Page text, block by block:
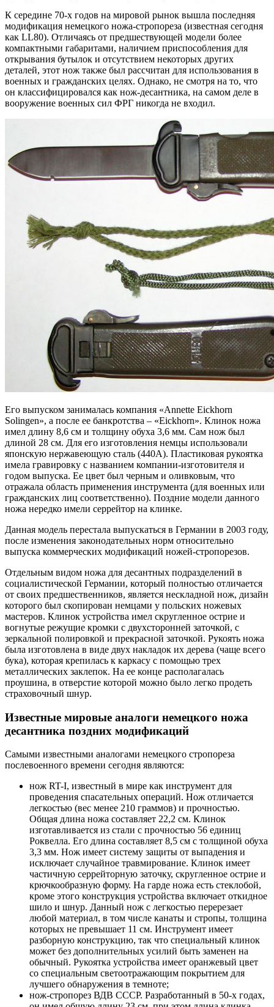
К середине 70-х годов на мировой рынок вышла последняя
модификация немецкого ножа-стропореза (известная сегодня
как LL80). Отличаясь от предшествующей модели более
компактными габаритами, наличием приспособления для
открывания бутылок и отсутствием некоторых других
деталей, этот нож также был рассчитан для использования в
военных и гражданских целях. Однако, не смотря на то, что
он классифицировался как нож-десантника, на самом деле в
вооружение военных сил ФРГ никогда не входил.
Его выпуском занималась компания «Annette Eickhorn
Solingen», а после ее банкротства – «Eickhorn». Клинок ножа
имел длину 8,6 см и толщину обуха 3,6 мм. Сам нож был
длиной 28 см. Для его изготовления немцы использовали
японскую нержавеющую сталь (440А). Пластиковая рукоятка
имела гравировку с названием компании-изготовителя и
годом выпуска. Ее цвет был черным и оливковым, что
отражала область применения инструмента (для военных или
гражданских лиц соответственно). Поздние модели данного
ножа нередко имели серрейтор на клинке.
Данная модель перестала выпускаться в Германии в 2003 году,
после изменения законодательных норм относительно
выпуска коммерческих модификаций ножей-стропорезов.
Отдельным видом ножа для десантных подразделений в
социалистической Германии, который полностью отличается
от своих предшественников, является нескладной нож, дизайн
которого был скопирован немцами у польских ножевых
мастеров. Клинок устройства имел скругленное острие и
вогнутые режущие кромки с двухсторонней заточкой, с
зеркальной полировкой и прекрасной заточкой. Рукоять ножа
была изготовлена в виде двух накладок их дерева (чаще всего
бука), которая крепилась к каркасу с помощью трех
металлических заклепок. На ее конце располагалась
проушина, в отверстие которой можно было легко продеть
страховочный шнур.
Известные мировые аналоги немецкого ножа
десантника поздних модификаций
Самыми известными аналогами немецкого стропореза
послевоенного времени сегодня являются:
нож RT-I, известный в мире как инструмент для
проведения спасательных операций. Нож отличается
легкостью (вес менее 210 граммов) и прочностью.
Общая длина ножа составляет 22,2 см. Клинок
изготавливается из стали с прочностью 56 единиц
Роквелла. Его длина составляет 8,5 см с толщиной обуха
3,3 мм. Нож имеет систему защиты от выпадения и
исключает случайное травмирование. Клинок имеет
частичную серрейторную заточку, скругленное острие и
крючкообразную форму. На гарде ножа есть стеклобой,
кроме этого конструкция устройства включает откидное
шило и шнур. Данный нож с легкостью перерезает
любой материал, в том числе канаты и стропы, толщина
которых не превышает 11 см. Инструмент имеет
разборную конструкцию, так что специальный клинок
может без дополнительных усилий быть заменен на
обычный. Рукоятка устройства имеет оранжевый цвет
со специальным светоотражающим покрытием для
лучшего обнаружения в темноте;
нож-стропорез ВДВ СССР. Разработанный в 50-х годах,